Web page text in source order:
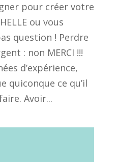
pour créer votre
ou vous
question ! Perdre
: non MERCI !!!
d’expérience,
quiconque ce qu’il
Avoir...